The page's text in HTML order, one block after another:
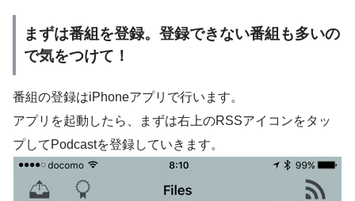
まずは番組を登録。登録できない番組も多いの
で気をつけて！
番組の登録はiPhoneアプリで行います。
アプリを起動したら、まずは右上のRSSアイコンをタッ
プしてPodcastを登録していきます。